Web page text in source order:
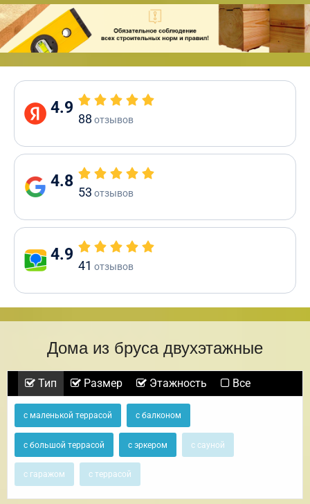
4.9
88 отзывов
4.8
53 отзывов
4.9
41 отзывов
Дома из бруса двухэтажные
Тип Размер Этажность Все
с маленькой террасой с балконом
с большой террасой с эркером с сауной
с гаражом с террасой